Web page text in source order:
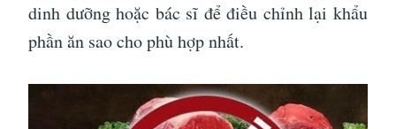
dinh dưỡng hoặc bác sĩ để điều chỉnh lại khẩu
phần ăn sao cho phù hợp nhất.